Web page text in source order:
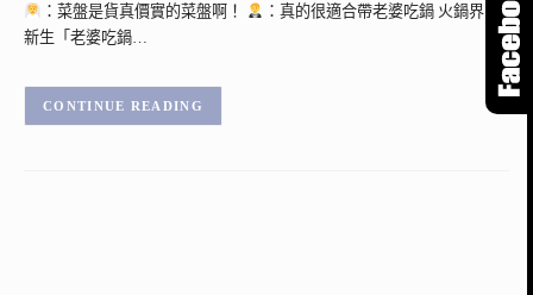
：菜盤是貨真價實的菜盤啊！
：真的很適合帶老婆吃鍋 火鍋界的
新生「老婆吃鍋…
CONTINUE READING